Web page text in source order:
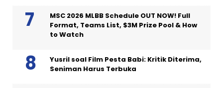
MSC 2026 MLBB Schedule OUT NOW! Full
Format, Teams List, $3M Prize Pool & How
to Watch
Yusril soal Film Pesta Babi: Kritik Diterima,
Seniman Harus Terbuka